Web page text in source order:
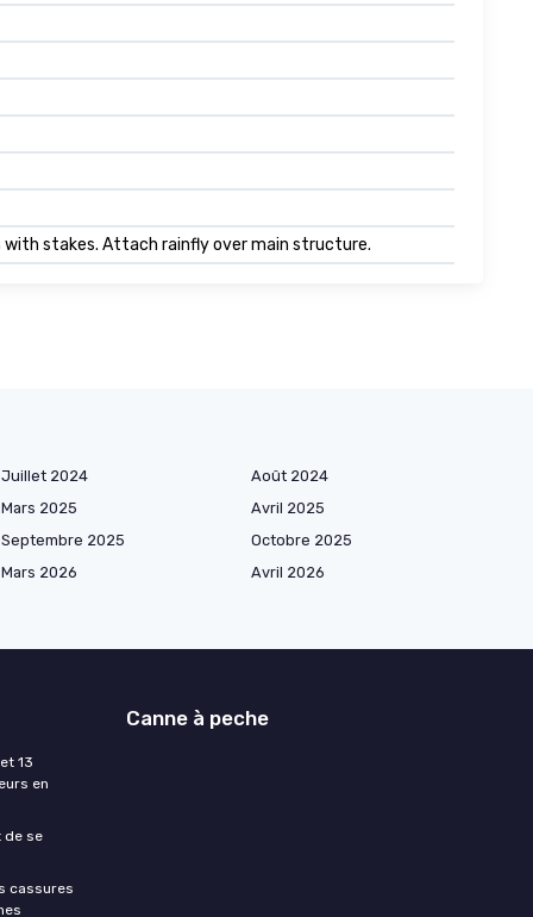
stakes. Attach rainfly over main structure.
Juillet 2024
Août 2024
Mars 2025
Avril 2025
Septembre 2025
Octobre 2025
Mars 2026
Avril 2026
13
en
de se
cassures
Canne à peche